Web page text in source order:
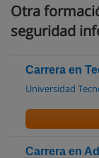
Otra
seguridad
Carrera en
Universidad
Carrera en